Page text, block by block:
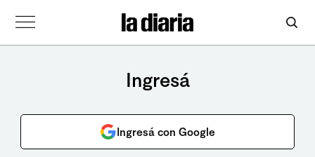
Ingresá
Ingresá con Google